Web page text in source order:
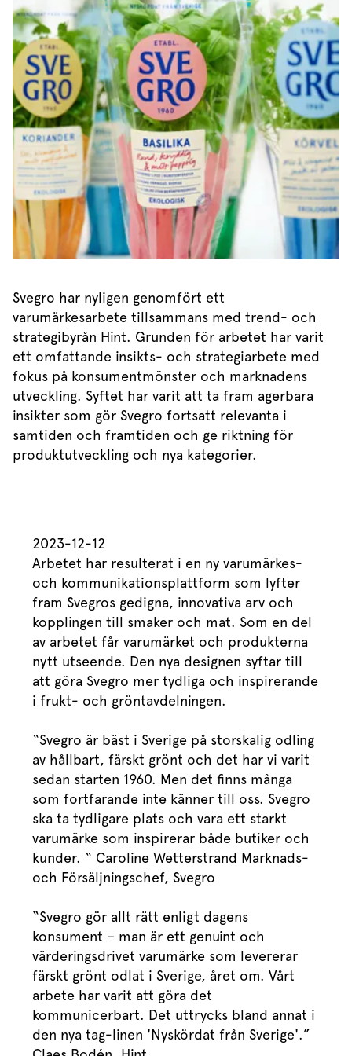
Dressing
Vinägrett
Örtolja
Marinad
Kryddsmör
Örtsalt & rub
Timjan
Oregano
Citronmeliss
Röd
Allt om sallat
Vårt sortiment
Våra färska örter
Vår sallat & gröna blad
Våra mikroörter & skott
För restaurang &
Fixa vinägretten
Dressingen gör salladen
Svegro har nyligen genomfört ett
varumärkesarbete tillsammans med trend- och
strategibyrån Hint. Grunden för arbetet har varit
ett omfattande insikts- och strategiarbete med
fokus på konsumentmönster och marknadens
utveckling. Syftet har varit att ta fram agerbara
insikter som gör Svegro fortsatt relevanta i
samtiden och framtiden och ge riktning för
produktutveckling och nya kategorier.
2023-12-12
Arbetet har resulterat i en ny varumärkes-
och kommunikationsplattform som lyfter
fram Svegros gedigna, innovativa arv och
kopplingen till smaker och mat. Som en del
av arbetet får varumärket och produkterna
nytt utseende. Den nya designen syftar till
att göra Svegro mer tydliga och inspirerande
i frukt- och gröntavdelningen.
“Svegro är bäst i Sverige på storskalig odling
av hållbart, färskt grönt och det har vi varit
sedan starten 1960. Men det finns många
som fortfarande inte känner till oss. Svegro
ska ta tydligare plats och vara ett starkt
varumärke som inspirerar både butiker och
kunder. “ Caroline Wetterstrand Marknads-
och Försäljningschef, Svegro
“Svegro gör allt rätt enligt dagens
konsument – man är ett genuint och
värderingsdrivet varumärke som levererar
färskt grönt odlat i Sverige, året om. Vårt
arbete har varit att göra det
kommunicerbart. Det uttrycks bland annat i
den nya tag-linen 'Nyskördat från Sverige'.”